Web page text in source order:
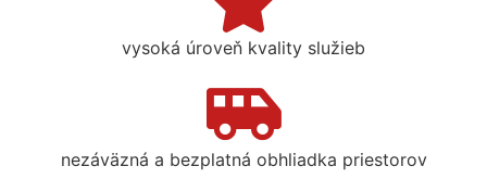
vysoká úroveň kvality služieb
nezáväzná a bezplatná obhliadka priestorov